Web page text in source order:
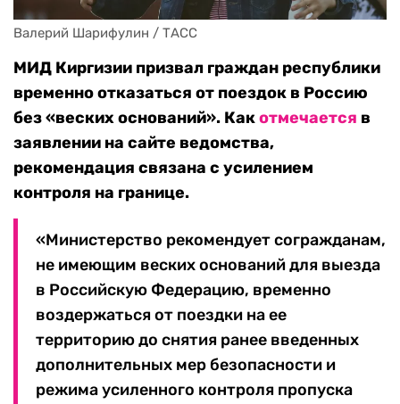
Валерий Шарифулин / ТАСС
МИД Киргизии призвал граждан республики
временно отказаться от поездок в Россию
без «веских оснований». Какотмечается в
заявлении на сайте ведомства,
рекомендация связана с усилением
контроля на границе.
«Министерство рекомендует согражданам,
не имеющим веских оснований для выезда
в Российскую Федерацию, временно
воздержаться от поездки на ее
территорию до снятия ранее введенных
дополнительных мер безопасности и
режима усиленного контроля пропуска